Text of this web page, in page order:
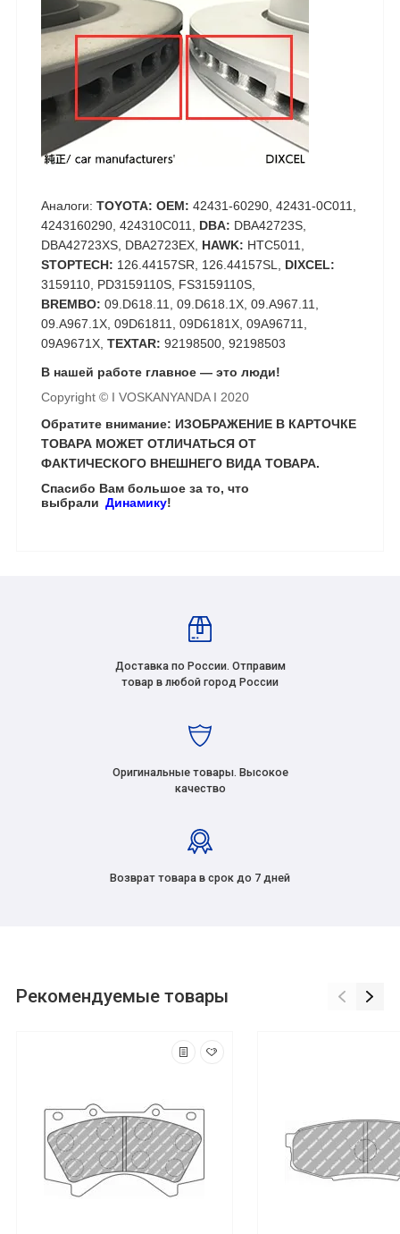
Аналоги: TOYOTA: OEM: 42431-60290, 42431-0C011,
4243160290, 424310C011, DBA: DBA42723S,
DBA42723XS, DBA2723EX, HAWK: HTC5011,
STOPTECH: 126.44157SR, 126.44157SL, DIXCEL:
3159110, PD3159110S, FS3159110S,
BREMBO: 09.D618.11, 09.D618.1X, 09.A967.11,
09.A967.1X, 09D61811, 09D6181X, 09A96711,
09A9671X, TEXTAR: 92198500, 92198503
В нашей работе главное — это люди!
Copyright © I VOSKANYANDA I 2020
Обратите внимание: ИЗОБРАЖЕНИЕ В КАРТОЧКЕ
ТОВАРА МОЖЕТ ОТЛИЧАТЬСЯ ОТ
ФАКТИЧЕСКОГО ВНЕШНЕГО ВИДА ТОВАРА.
Спасибо Вам большое за то, что
выбрали Динамику!
Доставка по России. Отправим
товар в любой город России
Оригинальные товары. Высокое
качество
Возврат товара в срок до 7 дней
Рекомендуемые товары